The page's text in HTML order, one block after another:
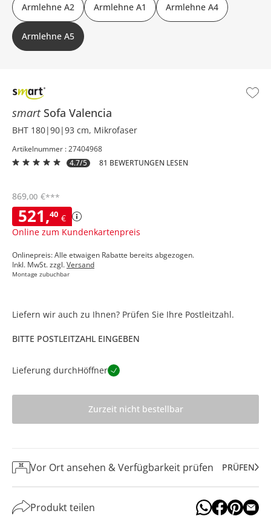
smart Sofa Valencia
BHT 180|90|93 cm, Mikrofaser
Artikelnummer : 27404968
4.7/5
81 BEWERTUNGEN LESEN
521,40 €
Online zum Kundenkartenpreis
869,00 €***
Onlinepreis: Alle etwaigen Rabatte bereits abgezogen.
Inkl. MwSt. zzgl.Versand
Montage zubuchbar
Armlehne A2 Armlehne A1 Armlehne A4
Armlehne A5
Liefern wir auch zu Ihnen? Prüfen Sie Ihre Postleitzahl.
BITTE POSTLEITZAHL EINGEBEN
Lieferung durchHöffner
Zurzeit nicht bestellbar
Vor Ort ansehen & Verfügbarkeit prüfen PRÜFEN
Produkt teilen